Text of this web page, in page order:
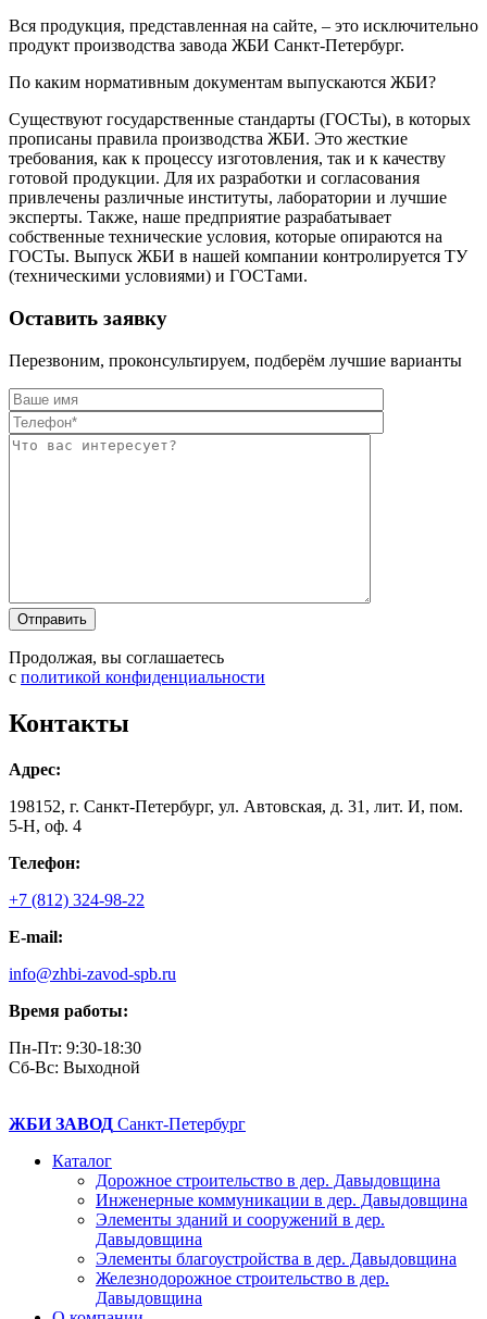
Вся продукция, представленная на сайте, – это исключительно
продукт производства завода ЖБИ Санкт-Петербург.
По каким нормативным документам выпускаются ЖБИ?
Существуют государственные стандарты (ГОСТы), в которых
прописаны правила производства ЖБИ. Это жесткие
требования, как к процессу изготовления, так и к качеству
готовой продукции. Для их разработки и согласования
привлечены различные институты, лаборатории и лучшие
эксперты. Также, наше предприятие разрабатывает
собственные технические условия, которые опираются на
ГОСТы. Выпуск ЖБИ в нашей компании контролируется ТУ
(техническими условиями) и ГОСТами.
Оставить заявку
Перезвоним, проконсультируем, подберём лучшие варианты
Продолжая, вы соглашаетесь
с политикой конфиденциальности
Контакты
Адрес:
198152, г. Санкт-Петербург, ул. Автовская, д. 31, лит. И, пом.
5-Н, оф. 4
Телефон:
+7 (812) 324-98-22
E-mail:
info@zhbi-zavod-spb.ru
Время работы:
Пн-Пт: 9:30-18:30
Cб-Вс: Выходной
ЖБИ ЗАВОД Санкт-Петербург
Каталог
Дорожное строительство в дер. Давыдовщина
Инженерные коммуникации в дер. Давыдовщина
Элементы зданий и сооружений в дер.
Давыдовщина
Элементы благоустройства в дер. Давыдовщина
Железнодорожное строительство в дер.
Давыдовщина